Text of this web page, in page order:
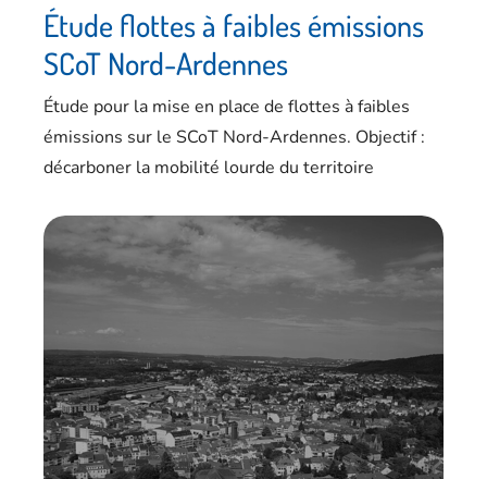
Étude flottes à faibles émissions
SCoT Nord-Ardennes
Étude pour la mise en place de flottes à faibles
émissions sur le SCoT Nord-Ardennes. Objectif :
décarboner la mobilité lourde du territoire